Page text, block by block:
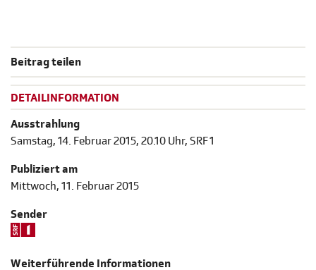
Beitrag teilen
DETAILINFORMATION
Ausstrahlung
Samstag, 14. Februar 2015, 20.10 Uhr, SRF 1
Publiziert am
Mittwoch, 11. Februar 2015
Sender
Weiterführende Informationen